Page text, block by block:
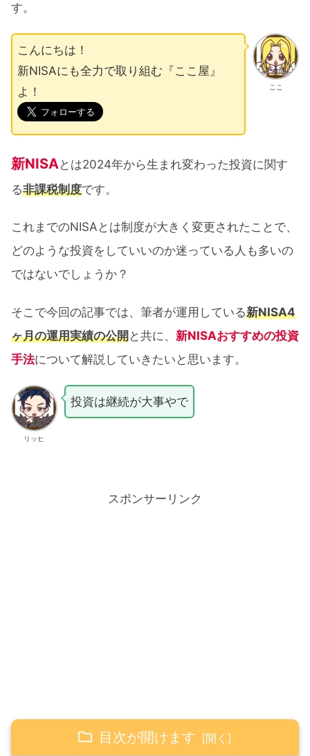
す。
ここ
こんにちは！
新NISAにも全力で取り組む『ここ屋』
よ！
新NISAとは2024年から生まれ変わった投資に関す
る非課税制度です。
これまでのNISAとは制度が大きく変更されたことで、
どのような投資をしていいのか迷っている人も多いの
ではないでしょうか？
そこで今回の記事では、筆者が運用している新NISA4
ヶ月の運用実績の公開と共に、 新NISAおすすめの投資
手法について解説していきたいと思います。
リッヒ
投資は継続が大事やで
スポンサーリンク
目次が開けます